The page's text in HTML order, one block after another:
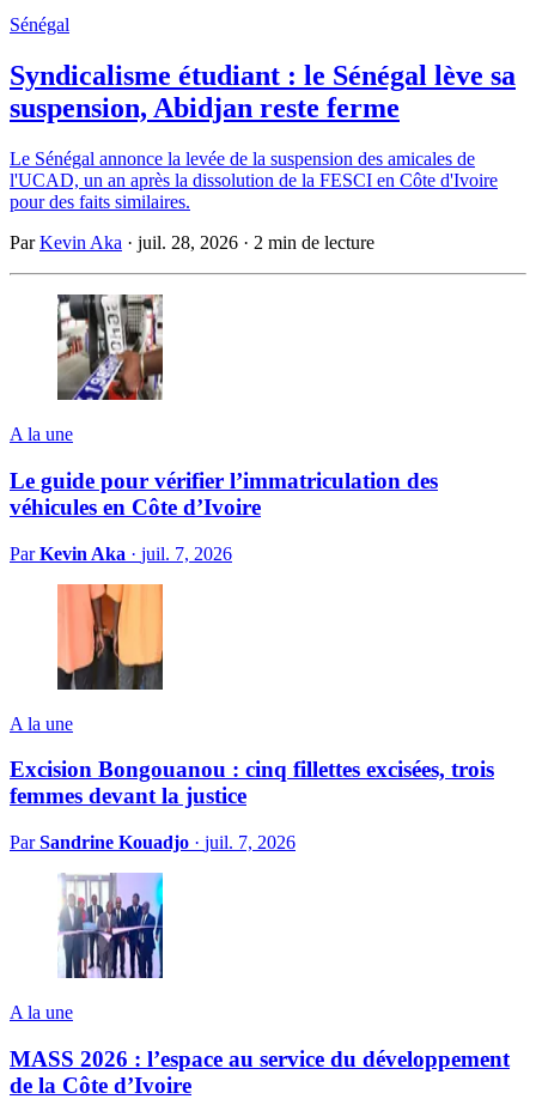
Sénégal
Syndicalisme étudiant : le Sénégal lève sa
suspension, Abidjan reste ferme
Le Sénégal annonce la levée de la suspension des amicales de
l'UCAD, un an après la dissolution de la FESCI en Côte d'Ivoire
pour des faits similaires.
ParKevin Aka · juil. 28, 2026 · 2 min de lecture
A la une
Le guide pour vérifier l’immatriculation des
véhicules en Côte d’Ivoire
ParKevin Aka · juil. 7, 2026
A la une
Excision Bongouanou : cinq fillettes excisées, trois
femmes devant la justice
ParSandrine Kouadjo · juil. 7, 2026
A la une
MASS 2026 : l’espace au service du développement
de la Côte d’Ivoire